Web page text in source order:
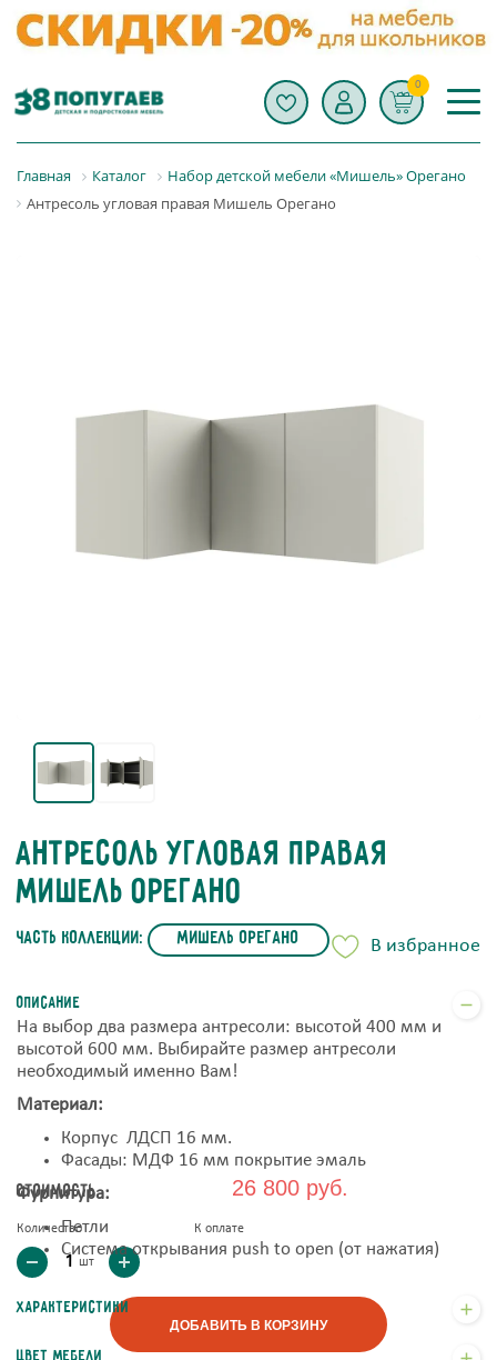
0
Главная Каталог
Набор детской мебели «Мишель» Орегано
Антресоль угловая правая Мишель Орегано
Стоимость 26 800 руб.
Количество
шт
К оплате
ДОБАВИТЬ В КОРЗИНУ
Антресоль угловая правая
Мишель Орегано
часть коллекции: Мишель Орегано В избранное
Описание
На выбор два размера антресоли: высотой 400 мм и
высотой 600 мм. Выбирайте размер антресоли
необходимый именно Вам!
Материал:
Корпус ЛДСП 16 мм.
Фасады: МДФ 16 мм покрытие эмаль
Фурнитура:
Петли
Система открывания push to open (от нажатия)
Характеристики